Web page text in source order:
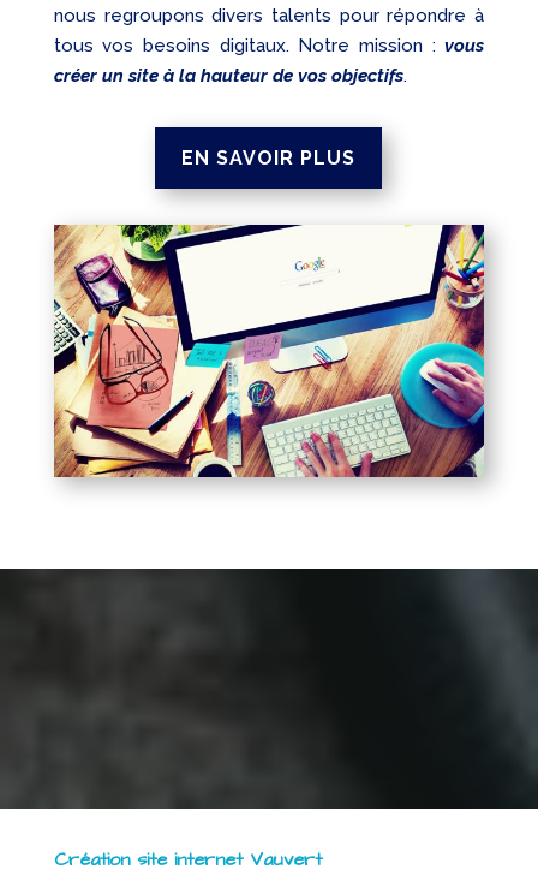
nous regroupons divers talents pour répondre à
tous vos besoins digitaux. Notre mission :vous
créer un site à la hauteur de vos objectifs.
EN SAVOIR PLUS
Création site internet Vauvert